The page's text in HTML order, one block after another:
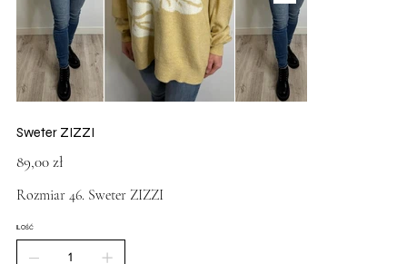
Sweter ZIZZI
Cena
89,00 zł
Rozmiar 46. Sweter ZIZZI
ILOŚĆ